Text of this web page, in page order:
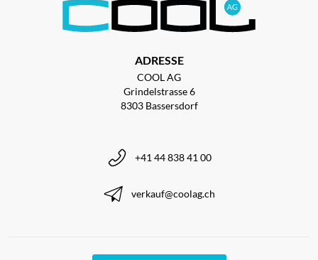
ADRESSE
COOL AG
Grindelstrasse 6
8303 Bassersdorf
+41 44 838 41 00
verkauf@coolag.ch